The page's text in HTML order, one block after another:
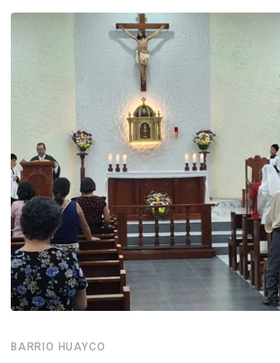
BARRIO HUAYCO